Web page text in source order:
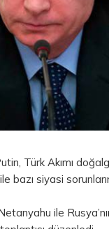
Türk Akımı
bazı siyasi
ile